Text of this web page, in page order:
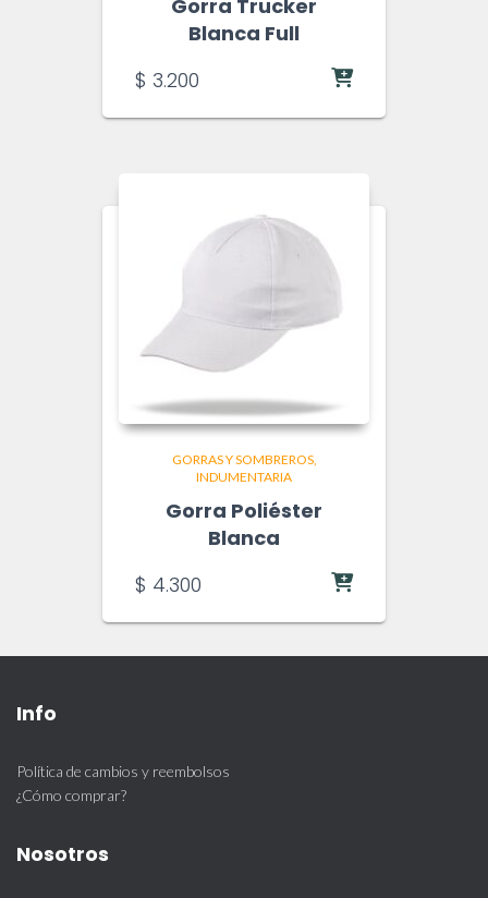
Gorra Trucker
Blanca Full
$ 3.200
GORRAS Y SOMBREROS
INDUMENTARIA
Gorra Poliéster
Blanca
$ 4.300
Info
Política de cambios y reembolsos
¿Cómo comprar?
Nosotros